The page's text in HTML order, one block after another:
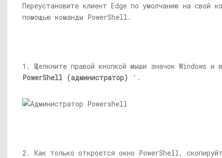
Переустановите клиент Edge по умолчанию на свой
помощью команды PowerShell.
1. Щелкните правой кнопкой мыши значок Windows и
PowerShell (администратор)
'.
2. Как только откроется окно PowerShell,